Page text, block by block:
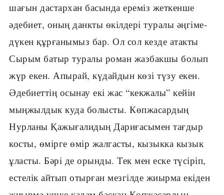
шағын дастархан басында ереміз жеткенше
әдебиет, оның данкты өкілдері туралы әңгіме-
дүкен құрғанымыз бар. Ол сол кезде атакты
Сырым батыр туралы роман жазбакшы болып
жүр екен. Апырай, күдайдын көзі түзу екен.
Әдебиеттің осынау екі жас “кекжалы” кейін
мыңжылдык куда болысты. Көпжасардың
Нурланы Қажығалидың Дариғасымен тағдыр
косты, өмірге өмір жалгасты, кызыкка кызык
ұласты. Бәрі де орынды. Тек мен еске түсіріп,
естелік айтып отырған мезгілде жиырма екіден